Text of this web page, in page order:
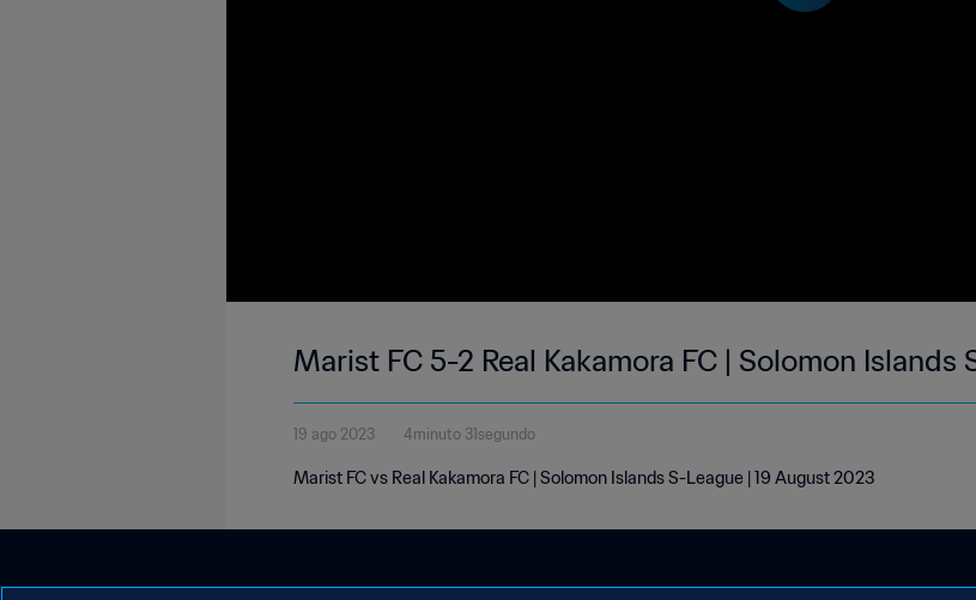
Marist FC 5-2 Real Kakamora FC | Solomon Islands
19 ago 2023 4minuto 31segundo
Marist FC vs Real Kakamora FC | Solomon Islands S-League | 19 August 2023